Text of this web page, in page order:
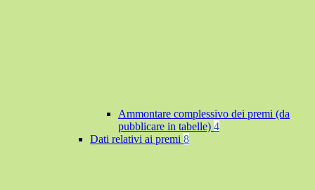
Ammontare complessivo dei premi (da
pubblicare in tabelle) 4
Dati relativi ai premi 8